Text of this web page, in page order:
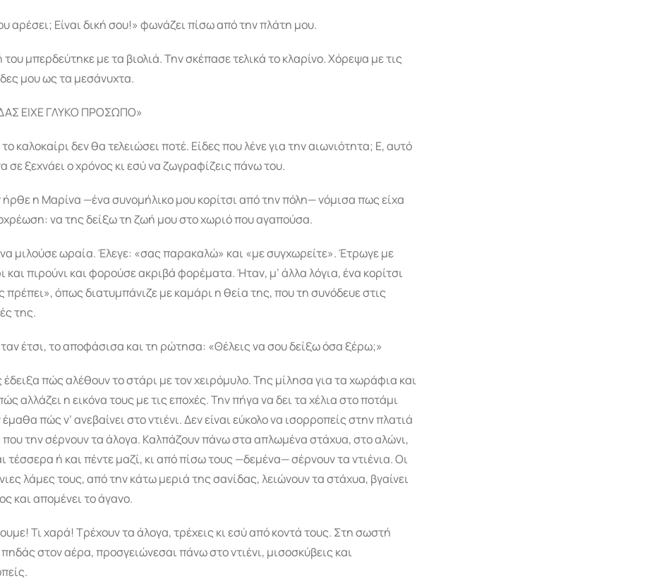
αρέσει; Είναι δική σου!» φωνάζει πίσω από την πλάτη μου.
μπερδεύτηκε με τα βιολιά. Την σκέπασε τελικά το κλαρίνο. Χόρεψα με τις
μου ως τα μεσάνυχτα.
ΕΙΧΕ ΓΛΥΚΟ ΠΡΟΣΩΠΟ»
καλοκαίρι δεν θα τελειώσει ποτέ. Είδες που λένε για την αιωνιότητα; Ε, αυτό
σε ξεχνάει ο χρόνος κι εσύ να ζωγραφίζεις πάνω του.
ήρθε η Μαρίνα —ένα συνομήλικο μου κορίτσι από την πόλη— νόμισα πως είχα
να της δείξω τη ζωή μου στο χωριό που αγαπούσα.
μιλούσε ωραία. Έλεγε: «σας παρακαλώ» και «με συγχωρείτε». Έτρωγε με
και πιρούνι και φορούσε ακριβά φορέματα. Ήταν, μ’ άλλα λόγια, ένα κορίτσι
πρέπει», όπως διατυμπάνιζε με καμάρι η θεία της, που τη συνόδευε στις
της.
έτσι, το αποφάσισα και τη ρώτησα: «Θέλεις να σου δείξω όσα ξέρω;»
έδειξα πώς αλέθουν το στάρι με τον χειρόμυλο. Της μίλησα για τα χωράφια και
αλλάζει η εικόνα τους με τις εποχές. Την πήγα να δει τα χέλια στο ποτάμι
έμαθα πώς ν’ ανεβαίνει στο ντιένι. Δεν είναι εύκολο να ισορροπείς στην πλατιά
που την σέρνουν τα άλογα. Καλπάζουν πάνω στα απλωμένα στάχυα, στο αλώνι,
τέσσερα ή και πέντε μαζί, κι από πίσω τους —δεμένα— σέρνουν τα ντιένια. Οι
λάμες τους, από την κάτω μεριά της σανίδας, λειώνουν τα στάχυα, βγαίνει
και απομένει το άγανο.
Τι χαρά! Τρέχουν τα άλογα, τρέχεις κι εσύ από κοντά τους. Στη σωστή
στον αέρα, προσγειώνεσαι πάνω στο ντιένι, μισοσκύβεις και